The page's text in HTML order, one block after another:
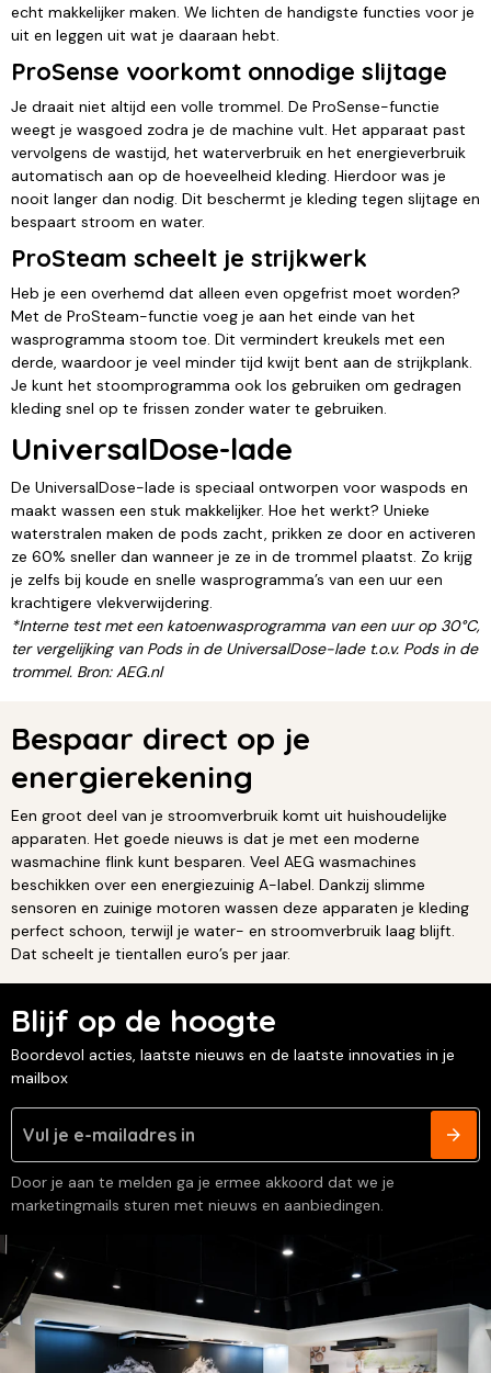
echt makkelijker maken. We lichten de handigste functies voor je
uit en leggen uit wat je daaraan hebt.
ProSense voorkomt onnodige slijtage
Je draait niet altijd een volle trommel. De ProSense-functie
weegt je wasgoed zodra je de machine vult. Het apparaat past
vervolgens de wastijd, het waterverbruik en het energieverbruik
automatisch aan op de hoeveelheid kleding. Hierdoor was je
nooit langer dan nodig. Dit beschermt je kleding tegen slijtage en
bespaart stroom en water.
ProSteam scheelt je strijkwerk
Heb je een overhemd dat alleen even opgefrist moet worden?
Met de ProSteam-functie voeg je aan het einde van het
wasprogramma stoom toe. Dit vermindert kreukels met een
derde, waardoor je veel minder tijd kwijt bent aan de strijkplank.
Je kunt het stoomprogramma ook los gebruiken om gedragen
kleding snel op te frissen zonder water te gebruiken.
UniversalDose-lade
De UniversalDose-lade is speciaal ontworpen voor waspods en
maakt wassen een stuk makkelijker. Hoe het werkt? Unieke
waterstralen maken de pods zacht, prikken ze door en activeren
ze 60% sneller dan wanneer je ze in de trommel plaatst. Zo krijg
je zelfs bij koude en snelle wasprogramma’s van een uur een
krachtigere vlekverwijdering.
*Interne test met een katoenwasprogramma van een uur op 30°C,
ter vergelijking van Pods in de UniversalDose-lade t.o.v. Pods in de
trommel. Bron: AEG.nl
Bespaar direct op je
energierekening
Een groot deel van je stroomverbruik komt uit huishoudelijke
apparaten. Het goede nieuws is dat je met een moderne
wasmachine flink kunt besparen. Veel AEG wasmachines
beschikken over een energiezuinig A-label. Dankzij slimme
sensoren en zuinige motoren wassen deze apparaten je kleding
perfect schoon, terwijl je water- en stroomverbruik laag blijft.
Dat scheelt je tientallen euro’s per jaar.
Blijf op de hoogte
Boordevol acties, laatste nieuws en de laatste innovaties in je
mailbox
Door je aan te melden ga je ermee akkoord dat we je
marketingmails sturen met nieuws en aanbiedingen.